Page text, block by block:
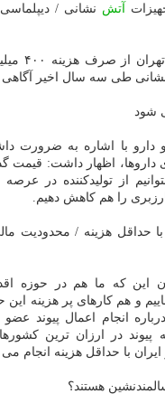
آتش نشانی /
رئیس شورای
طی سه سال اخیر آگاهی
شود
دارو با اشاره به ضرورت
داروها، اظهار داشت: قیمت
از تولیدكننده در
را هم كاهش دهیم.
حداقل هزینه / محدودیت
این كه ما هم در حوزه
و هم كارهای پر هزینه
انجام اعمال پیوند عضو
با حداقل هزینه انجام
هستند؟